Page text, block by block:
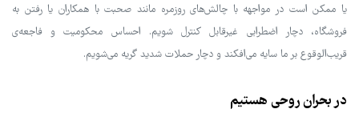
یا ممکن است در مواجهه با چالش‌های روزمره مانند صحبت با همکاران یا رفتن به
فروشگاه، دچار اضطرابی غیرقابل کنترل شویم. احساس محکومیت و فاجعه‌ی
قریب‌الوقوع بر ما سایه می‌افکند و دچار حملات شدید گریه می‌شویم.
در بحران روحی هستیم